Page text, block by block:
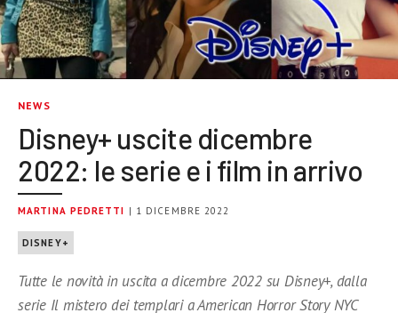
NEWS
Disney+ uscite dicembre
2022: le serie e i film in arrivo
MARTINA PEDRETTI | 1 DICEMBRE 2022
DISNEY+
Tutte le novità in uscita a dicembre 2022 su Disney+, dalla
serie Il mistero dei templari a American Horror Story NYC